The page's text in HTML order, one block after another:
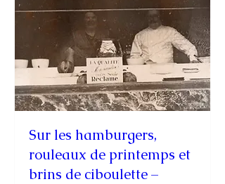
Sur les hamburgers,
rouleaux de printemps et
brins de ciboulette –